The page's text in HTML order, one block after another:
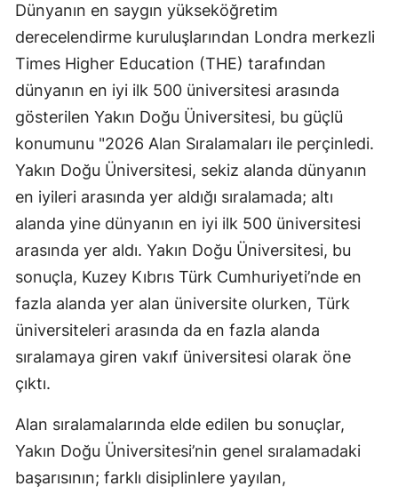
Dünyanın en saygın yükseköğretim
derecelendirme kuruluşlarından Londra merkezli
Times Higher Education (THE) tarafından
dünyanın en iyi ilk 500 üniversitesi arasında
gösterilen Yakın Doğu Üniversitesi, bu güçlü
konumunu "2026 Alan Sıralamaları ile perçinledi.
Yakın Doğu Üniversitesi, sekiz alanda dünyanın
en iyileri arasında yer aldığı sıralamada; altı
alanda yine dünyanın en iyi ilk 500 üniversitesi
arasında yer aldı. Yakın Doğu Üniversitesi, bu
sonuçla, Kuzey Kıbrıs Türk Cumhuriyeti’nde en
fazla alanda yer alan üniversite olurken, Türk
üniversiteleri arasında da en fazla alanda
sıralamaya giren vakıf üniversitesi olarak öne
çıktı.
Alan sıralamalarında elde edilen bu sonuçlar,
Yakın Doğu Üniversitesi’nin genel sıralamadaki
başarısının; farklı disiplinlere yayılan,